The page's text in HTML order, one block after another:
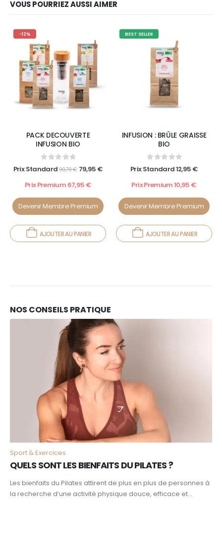
VOUS POURRIEZ AUSSI AIMER
-12%
PACK DECOUVERTE
INFUSION BIO
0out of 5
Prix Standard90,70€ 79,95 €
Prix Premium 67,95 €
Devenir Membre Premium
AJOUTER AU PANIER
BEST SELLER
INFUSION : BRÛLE GRAISSE
BIO
0 out of 5
Prix Standard12,95 €
Prix Premium10,95 €
Devenir Membre Premium
AJOUTER AU PANIER
NOS CONSEILS PRATIQUE
Sport & Exercices
QUELS SONT LES BIENFAITS DU PILATES ?
Les bienfaits du Pilates attirent de plus en plus de personnes à
la recherche d’une activité physique douce, efficace et...